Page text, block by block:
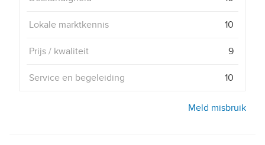
Lokale marktkennis 10
Prijs / kwaliteit 9
Service en begeleiding 10
Meld misbruik